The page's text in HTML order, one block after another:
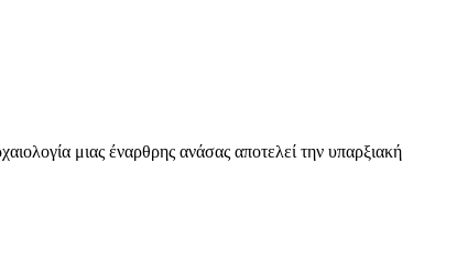
μιας έναρθρης ανάσας αποτελεί την υπαρξιακή